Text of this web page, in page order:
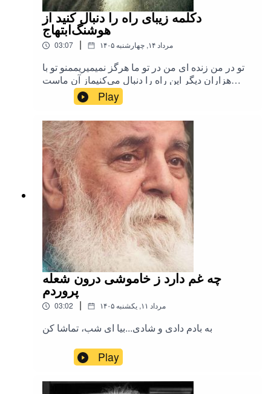
دکلمه زیبای راه را دنبال کنید از
هوشنگ‌ابتهاج
03:07 | ۱۴۰۵ مرداد ۱۴, چهارشنبه
تو در من زنده ای من در تو ما هرگز نمیمیریممنو تو با
هزاران دیگر این راه را دنبال می‌کنیماز آن ماست
پیروزیاز آن ماست فردا با همه شادی و بهروزی
Play
چه غم دارد ز خاموشی درون شعله
پروردم
03:02 | ۱۴۰۵ مرداد ۱۱, یکشنبه
به بادم دادی و شادی...بیا ای شب، تماشا کن
Play